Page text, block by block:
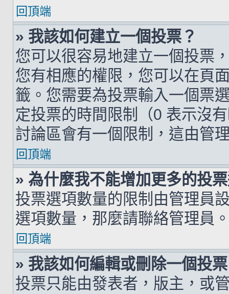
回頂端
» 我該如何建立一個投票？
您可以很容易地建立一個投票
您有相應的權限，您可以在頁
籤。您需要為投票輸入一個票
定投票的時間限制（0 表示沒
討論區會有一個限制，這由管
回頂端
» 為什麼我不能增加更多的投
投票選項數量的限制由管理員
選項數量，那麼請聯絡管理員
回頂端
» 我該如何編輯或刪除一個投
投票只能由發表者，版主，或